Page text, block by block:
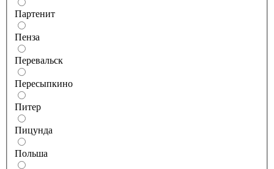
Партенит
Пенза
Перевальск
Пересыпкино
Питер
Пицунда
Польша